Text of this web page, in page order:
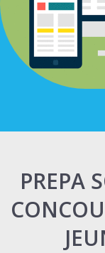
PREPA